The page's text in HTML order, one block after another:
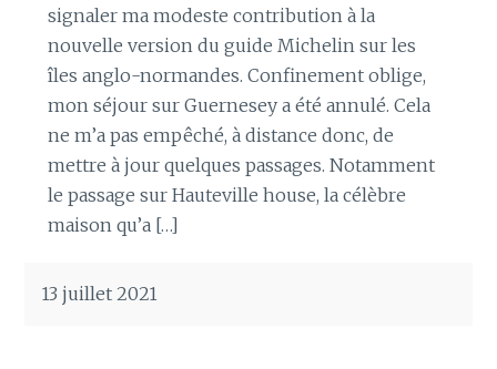
signaler ma modeste contribution à la
nouvelle version du guide Michelin sur les
îles anglo-normandes. Confinement oblige,
mon séjour sur Guernesey a été annulé. Cela
ne m’a pas empêché, à distance donc, de
mettre à jour quelques passages. Notamment
le passage sur Hauteville house, la célèbre
maison qu’a […]
13 juillet 2021